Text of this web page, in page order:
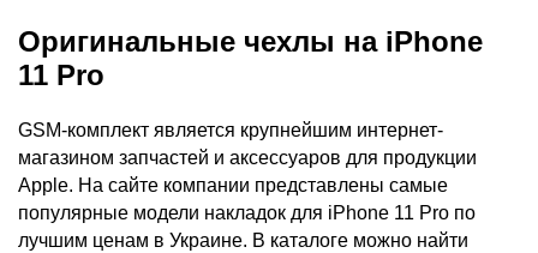
Оригинальные чехлы на iPhone
11 Pro
GSM-комплект является крупнейшим интернет-
магазином запчастей и аксессуаров для продукции
Apple. На сайте компании представлены самые
популярные модели накладок для iPhone 11 Pro по
лучшим ценам в Украине. В каталоге можно найти